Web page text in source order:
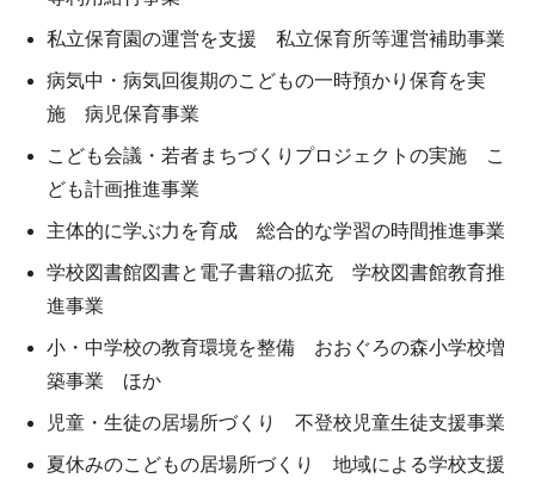
私立保育園の運営を支援 私立保育所等運営補助事業
病気中・病気回復期のこどもの一時預かり保育を実
施 病児保育事業
こども会議・若者まちづくりプロジェクトの実施 こ
ども計画推進事業
主体的に学ぶ力を育成 総合的な学習の時間推進事業
学校図書館図書と電子書籍の拡充 学校図書館教育推
進事業
小・中学校の教育環境を整備 おおぐろの森小学校増
築事業 ほか
児童・生徒の居場所づくり 不登校児童生徒支援事業
夏休みのこどもの居場所づくり 地域による学校支援